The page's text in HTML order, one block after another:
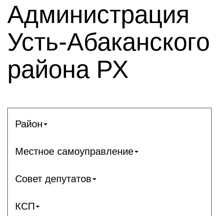
Администрация
Усть-Абаканского
района РХ
Район
Местное самоуправление
Совет депутатов
КСП